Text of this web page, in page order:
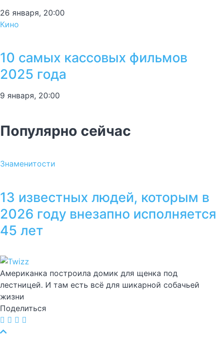
26 января, 20:00
Кино
10 самых кассовых фильмов
2025 года
9 января, 20:00
Популярно сейчас
Знаменитости
13 известных людей, которым в
2026 году внезапно исполняется
45 лет
Американка построила домик для щенка под
лестницей. И там есть всё для шикарной собачьей
жизни
Поделиться